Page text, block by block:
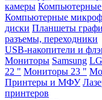
камеры
Компьютерные
диски Планшеты
разъемы, переходники
USB-накопители и
Мониторы Samsung LG
22 " Мониторы 23 "
Принтеры и МФУ
принтеров